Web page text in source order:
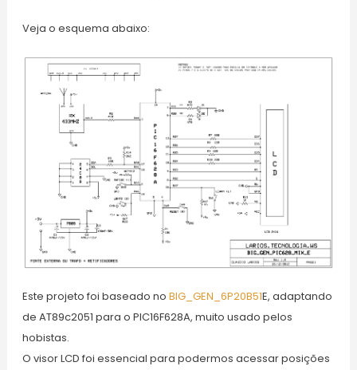
Veja o esquema abaixo:
Este projeto foi baseado no BIG_GEN_6P20B51E, adaptando
de AT89c2051 para o PIC16F628A, muito usado pelos
hobistas.
O visor LCD foi essencial para podermos acessar posições